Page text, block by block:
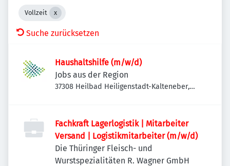
Vollzeit
Suche zurücksetzen
Haushaltshilfe (m/w/d)
Jobs aus der Region
37308 Heilbad Heiligenstadt-Kalteneber,
Fachkraft Lagerlogistik | Mitarbeiter
Versand | Logistikmitarbeiter (m/w/d)
Die Thüringer Fleisch- und
Wurstspezialitäten R. Wagner GmbH